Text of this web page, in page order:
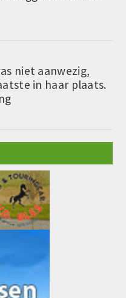
niet aanwezig,
in haar plaats.